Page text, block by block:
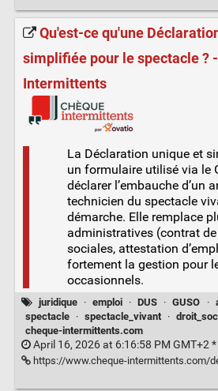
Qu'est-ce qu'une
simplifiée pour le spectacle ?
Intermittents
La Déclaration unique et
un formulaire utilisé via le
déclarer l’embauche d’un
technicien du spectacle
démarche. Elle remplace
administratives (contrat
sociales, attestation
fortement la gestion pour
occasionnels.
juridique · emploi · DUS · GUSO ·
spectacle
· spectacle_vivant ·
cheque-intermittents.com
April 16, 2026 at 6:16:58 PM GMT+2 *
https://www.cheque-intermittents.com/declaration-unique-et-simplifiee-